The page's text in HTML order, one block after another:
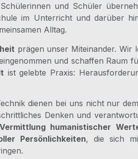
und Schü­ler
im Unter­richt und dar­über
Alltag.
prä­gen unser Mit­ein­an­der. Wir
und schaf­fen Raum
ist geleb­te Pra­xis:
die­nen bei uns nicht nur
Den­ken und
Ver­mitt­lung huma­nis­ti­scher
Per­sön­lich­kei­ten, die sich